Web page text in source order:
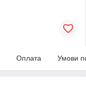
Оплата Умови